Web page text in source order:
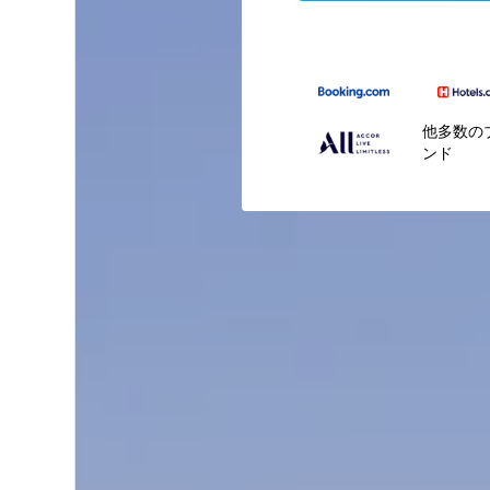
他多数の
ンド